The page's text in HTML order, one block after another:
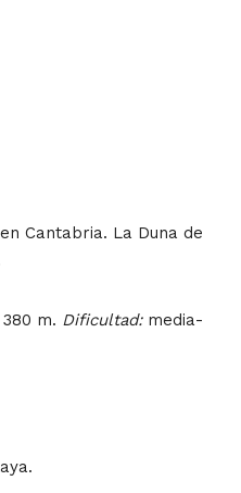
Cantabria. La Duna de
m. Dificultad:media-